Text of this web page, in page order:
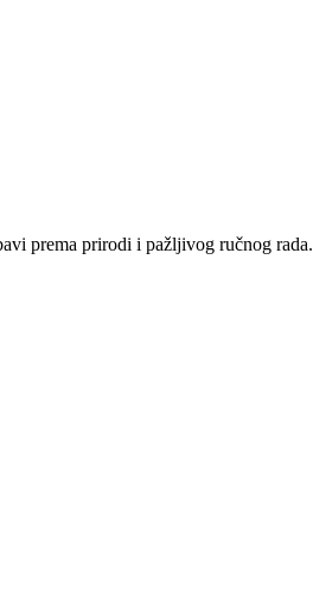
prema prirodi i pažljivog ručnog rada.